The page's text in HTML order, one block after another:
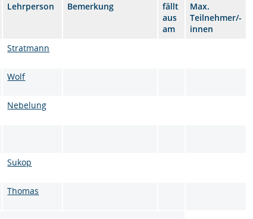
Lehrperson Bemerkung
fällt
aus
am
Max.
Teilnehmer/-
innen
Stratmann
Wolf
Nebelung
Sukop
Thomas